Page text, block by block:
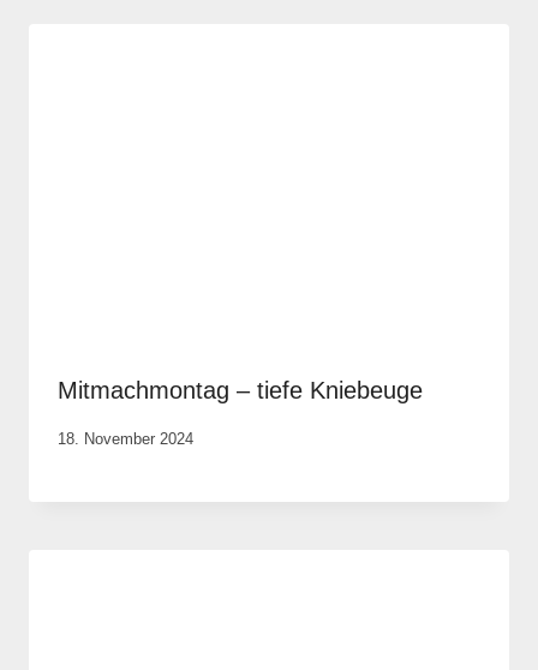
Mitmachmontag – tiefe Kniebeuge
Von
Krause
18. November 2024